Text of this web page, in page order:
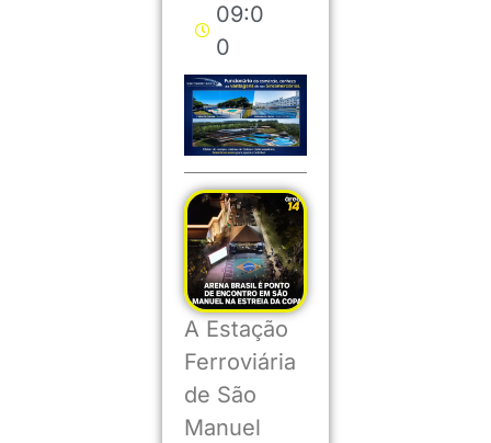
09:0
0
A Estação
Ferroviária
de São
Manuel